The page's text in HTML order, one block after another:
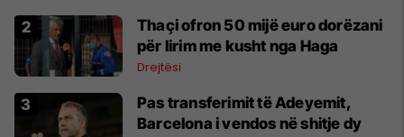
Thaçi ofron 50 mijë euro dorëzani
për lirim me kusht nga Haga
Drejtësi
Pas transferimit të Adeyemit,
Barcelona i vendos në shitje dy